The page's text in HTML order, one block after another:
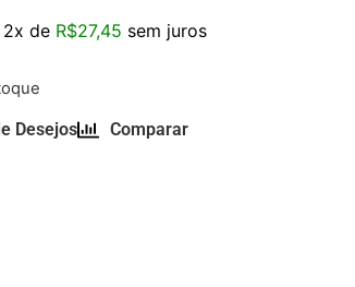
2x de R$27,45 sem juros
Desejos Comparar